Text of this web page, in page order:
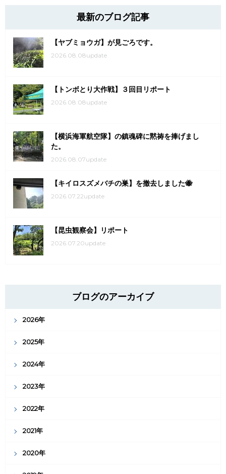
最新のブログ記事
【ヤブミョウガ】が見ごろです。
2026.08.08update
【トンボとり大作戦】３回目リポート
2026.08.08update
【横浜海軍航空隊】の鎮魂碑に黙祷を捧げまし
た。
2026.08.07update
【キイロスズメバチの巣】を撤去しました🐝
2026.07.22update
【昆虫観察会】リポート
2026.07.20update
ブログのアーカイブ
2026年
2025年
2024年
2023年
2022年
2021年
2020年